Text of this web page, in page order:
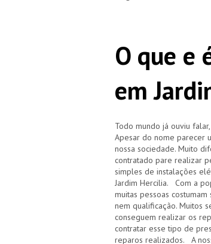
O que e
em
Todo mundo já ouviu
Apesar do nome parecer
nossa sociedade. Muito
contratado pare realizar
simples de instalações
Jardim Hercilia. Com a
muitas pessoas
nem qualificação. Muitos
conseguem realizar os
contratar esse tipo de
reparos realizados. A